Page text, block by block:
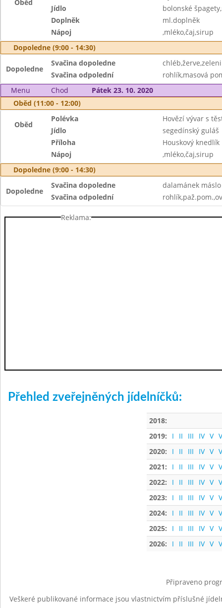
Oběd
Jídlo
bolonské
Doplněk
ml.doplněk
Nápoj
,mléko,čaj,sirup
Dopoledne (9:00 - 14:30)
Dopoledne
Svačina dopoledne
Svačina odpolední
rohlík,masová
Menu
Chod
Pátek 23. 10. 2020
Oběd (11:00 - 12:00)
Oběd
Polévka
Hovězí vývar s
Jídlo
segedínský guláš
Příloha
Houskový knedlík
Nápoj
,mléko,čaj,sirup
Dopoledne (9:00 - 14:30)
Dopoledne
Svačina dopoledne
dalamánek
Svačina odpolední
Reklama:
Přehled zveřejněných jídelníčků:
2018:
2019:
I II III IV V
2020:
I II III IV V
2021:
I II III IV V
2022:
I II III IV V
2023:
I II III IV V
2024:
I II III IV V
2025:
I II III IV V
2026:
I II III IV V
Připraveno
Veškeré publikované informace jsou vlastnictvím příslušné